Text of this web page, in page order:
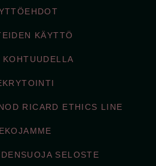
KÄYTTÖ
KOHTUUDELLA
RICARD ETHICS LINE
SELOSTE